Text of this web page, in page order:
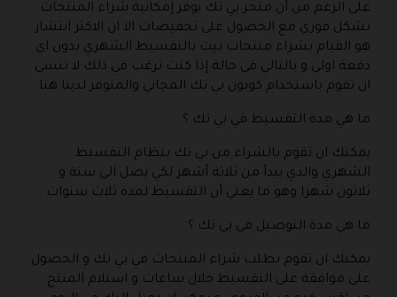
على الرغم من أن متجر بي تك يوفر إمكانية شراء المنتجات
بشكل فوري مع الحصول على تخفيضات الا ان الاكثر انتشار
هو القيام بشراء منتجات بيت بالتقسيط الشهري بدون اي
دفعة اولى و بالتالي في حالة إذا كنت ترغب في ذلك لا تنسى
ان تقوم باستخدام كوبون بي تك المجاني والمتوفر لدينا هنا .
ما هي مدة التقسيط في بي تك ؟
يمكنك ان تقوم بالشراء من بي تك بنظام التقسيط
الشهري والذي يبدأ من ثلاثة أشهر لكي يصل الى ستة و
ثلاثون شهرا وهو ما يعني أن التقسيط لمدة ثلاث سنوات .
ما هي مدة التوصيل في بي تك ؟
يمكنك ان تقوم بطلب شراء المنتجات في بي تك و الحصول
على موافقة على التقسيط خلال ساعات و استلام المنتج